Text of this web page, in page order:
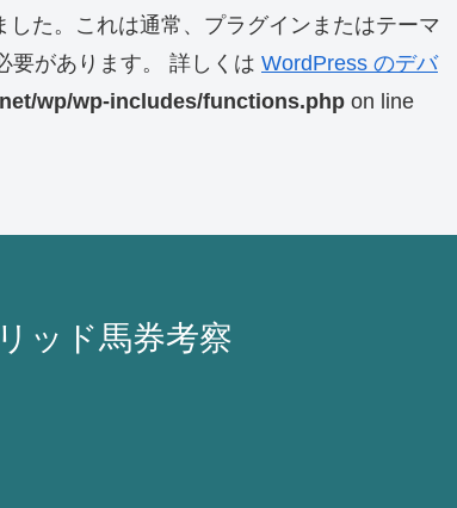
した。これは通常、プラグインまたはテーマ
要があります。 詳しくは WordPress のデバ
wp/wp-includes/functions.php on line
ッド馬券考察